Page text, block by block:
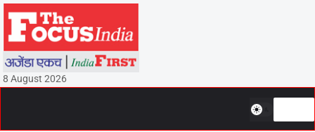
8 August 2026